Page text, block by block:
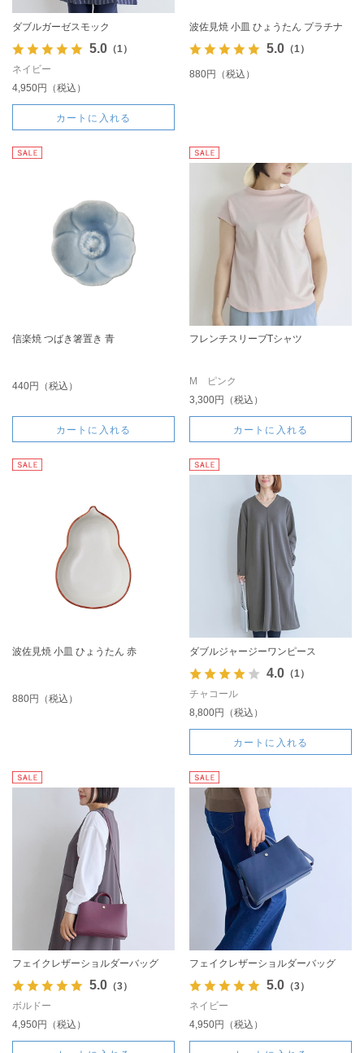
ダブルガーゼスモック
5.0（1）
ネイビー
4,950円（税込）
カートに入れる
波佐見焼 小皿 ひょうたん プラチナ
5.0（1）
880円（税込）
信楽焼 つばき箸置き 青
440円（税込）
カートに入れる
フレンチスリーブTシャツ
M ピンク
3,300円（税込）
カートに入れる
波佐見焼 小皿 ひょうたん 赤
880円（税込）
ダブルジャージーワンピース
4.0（1）
チャコール
8,800円（税込）
カートに入れる
フェイクレザーショルダーバッグ
5.0（3）
ボルドー
4,950円（税込）
フェイクレザーショルダーバッグ
5.0（3）
ネイビー
4,950円（税込）